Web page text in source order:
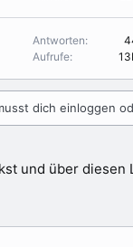
Antworten
Aufrufe
dich einloggen
und über diesen